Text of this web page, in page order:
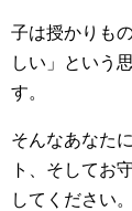
子は授かりも
しい」という
す。
そんなあなたに
ト、そしてお
してください。